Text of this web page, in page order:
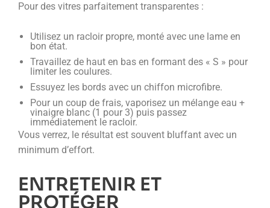
Pour des vitres parfaitement transparentes :
Utilisez un racloir propre, monté avec une lame en
bon état.
Travaillez de haut en bas en formant des « S » pour
limiter les coulures.
Essuyez les bords avec un chiffon microfibre.
Pour un coup de frais, vaporisez un mélange eau +
vinaigre blanc (1 pour 3) puis passez
immédiatement le racloir.
Vous verrez, le résultat est souvent bluffant avec un
minimum d’effort.
ENTRETENIR ET
PROTÉGER